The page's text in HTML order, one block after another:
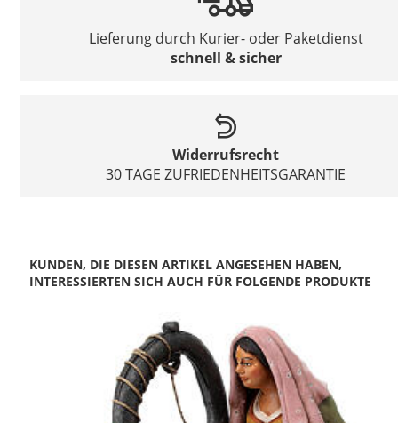
Lieferung durch Kurier- oder Paketdienst
schnell & sicher
Widerrufsrecht
30 TAGE ZUFRIEDENHEITSGARANTIE
KUNDEN, DIE DIESEN ARTIKEL ANGESEHEN HABEN,
INTERESSIERTEN SICH AUCH FÜR FOLGENDE PRODUKTE